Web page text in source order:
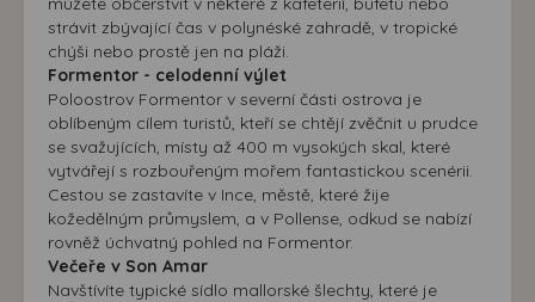
strávit zbývající čas v polynéské zahradě, v tropické
chýši nebo prostě jen na pláži.
Formentor - celodenní výlet
Poloostrov Formentor v severní části ostrova je
oblíbeným cílem turistů, kteří se chtějí zvěčnit u prudce
se svažujících, místy až 400 m vysokých skal, které
vytvářejí s rozbouřeným mořem fantastickou scenérii.
Cestou se zastavíte v Ince, městě, které žije
kožedělným průmyslem, a v Pollense, odkud se nabízí
rovněž úchvatný pohled na Formentor.
Večeře v Son Amar
Navštívíte typické sídlo mallorské šlechty, které je